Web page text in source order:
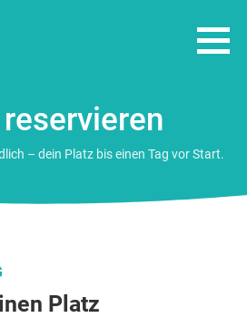
UNS
– dein Platz bis einen Tag vor Start.
Platz